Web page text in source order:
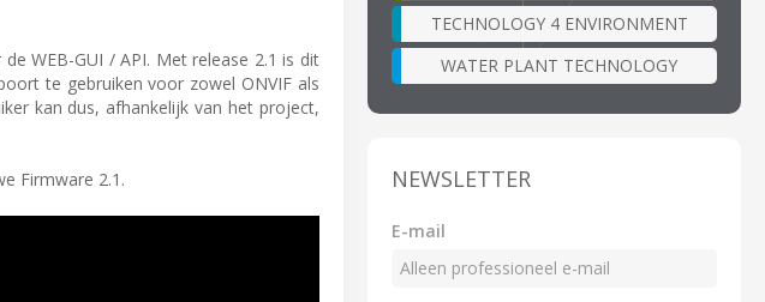
WEB-GUI / API. Met release 2.1 is dit
te gebruiken voor zowel ONVIF als
kan dus, afhankelijk van het project,
Firmware 2.1.
TECHNOLOGY 4 ENVIRONMENT
WATER PLANT TECHNOLOGY
NEWSLETTER
E-mail